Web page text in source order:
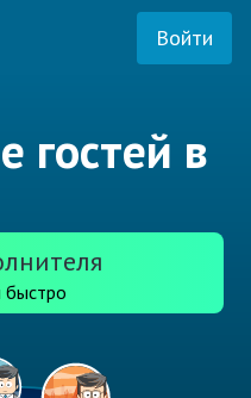
Войти
гостей в
быстро